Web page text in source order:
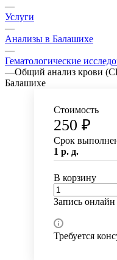
—
Услуги
—
Анализы в Балашихе
—
Гематологические
—Общий анализ крови
Балашихе
Стоимость
250 ₽
Срок
1 р. д.
В корзину
Запись онлайн
Требуется